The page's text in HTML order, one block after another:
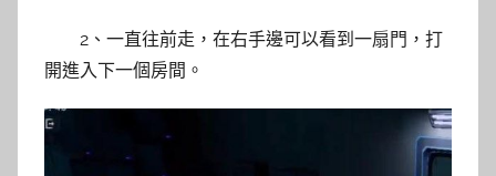
2、一直往前走，在右手邊可以看到一扇門，打
開進入下一個房間。